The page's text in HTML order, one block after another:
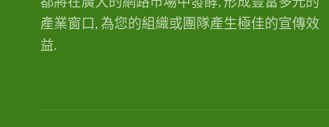
產業窗口, 為您的組織或團隊產生極佳的宣傳效
益.